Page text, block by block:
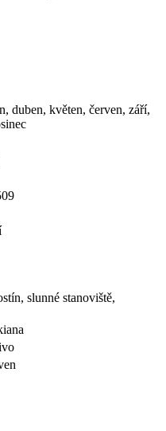
duben, květen, červen, září,
slunné stanoviště,